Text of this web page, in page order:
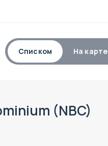
Списком На карте
(NBC)